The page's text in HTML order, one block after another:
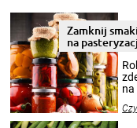
Zamknij
na
na